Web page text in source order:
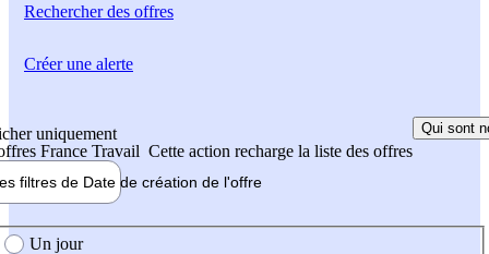
Rechercherdes offres
uniquement
France Travail Cette action recharge la liste des offres
Qui sont
filtres de Date de création de l'offre
création de l'offre
Un jour
Créer une alerte